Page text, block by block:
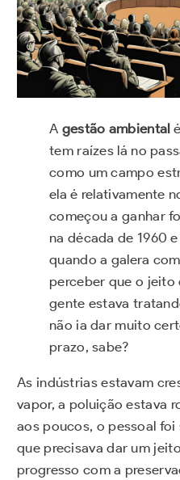
A gestão ambiental
tem raízes lá no
como um campo
ela é relativamente
começou a ganhar
na década de 1960 e
quando a galera
perceber que o jeito
gente estava
não ia dar muito
prazo, sabe?
As indústrias estavam
vapor, a poluição estava
aos poucos, o pessoal
que precisava dar um
progresso com a